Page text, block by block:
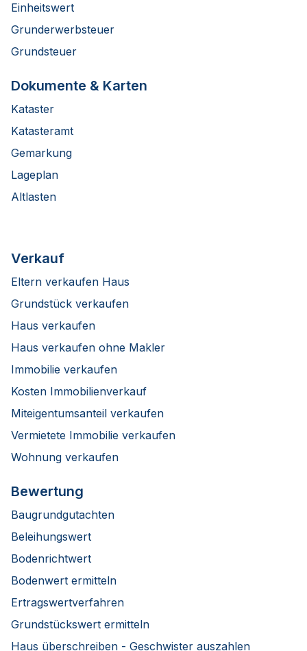
Einheitswert
Grunderwerbsteuer
Grundsteuer
Dokumente & Karten
Kataster
Katasteramt
Gemarkung
Lageplan
Altlasten
Verkauf
Eltern verkaufen Haus
Grundstück verkaufen
Haus verkaufen
Haus verkaufen ohne Makler
Immobilie verkaufen
Kosten Immobilienverkauf
Miteigentumsanteil verkaufen
Vermietete Immobilie verkaufen
Wohnung verkaufen
Bewertung
Baugrundgutachten
Beleihungswert
Bodenrichtwert
Bodenwert ermitteln
Ertragswertverfahren
Grundstückswert ermitteln
Haus überschreiben - Geschwister auszahlen